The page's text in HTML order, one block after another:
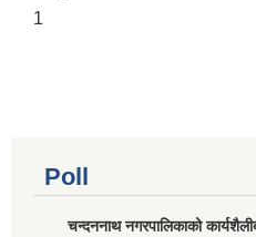
1
Poll
चन्दननाथ नगरपालिकाको